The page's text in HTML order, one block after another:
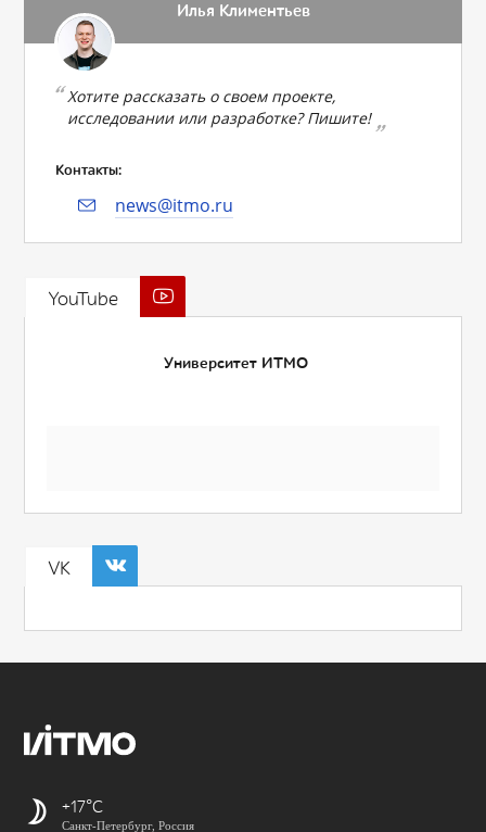
Илья Климентьев
Хотите рассказать о своем проекте,
исследовании или разработке? Пишите!
Контакты:
news@itmo.ru
YouTube
Университет ИТМО
VK
+17
Санкт-Петербург, Россия